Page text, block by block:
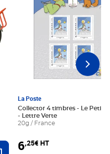
Ajouter au panier
La Poste
Collector 4 timbres - Le Petit
- Lettre Verte
20g / France
6,25€ HT